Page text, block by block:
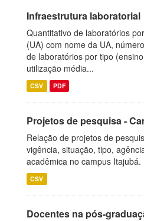
Infraestrutura laboratorial
Quantitativo de laboratórios
(UA) com nome da UA,
de laboratórios por tipo
utilização média...
CSV PDF
Projetos de pesquisa -
Relação de projetos de
vigência, situação, tipo,
acadêmica no campus Itajubá.
CSV
Docentes na pós-